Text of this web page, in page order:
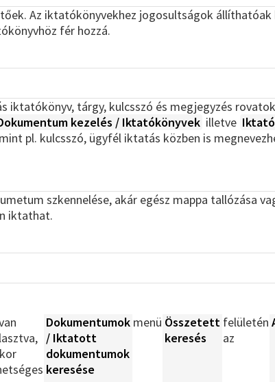
Az iktatókönyvekhez jogosultságok
fér hozzá.
iktatókönyv, tárgy, kulcsszó és megjegyzés
kezelés / Iktatókönyvek illetve
pl. kulcsszó, ügyfél iktatás közben is
szkennelése, akár egész mappa tallózása
iktathat.
Dokumentumok
/ Iktatott
dokumentumok
keresése
menü Összetett
keresés
felületén
az